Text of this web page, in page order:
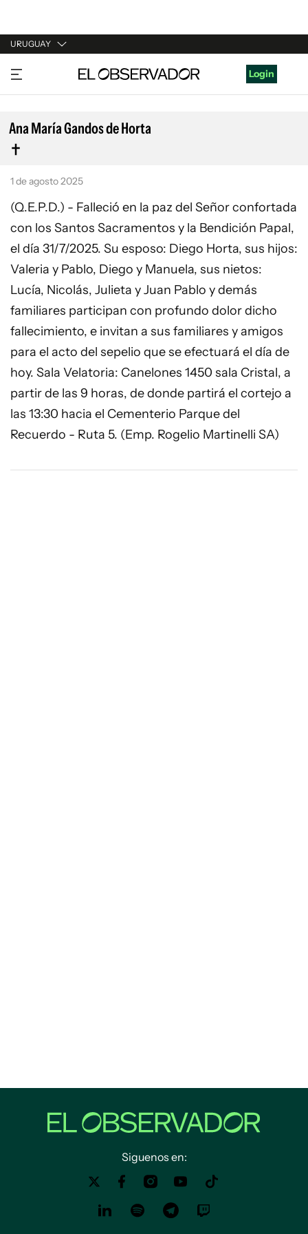
URUGUAY
URUGUAY
ARGENTINA
ESPAÑA
ESTADOS UNIDOS
Login
Ana María Gandos de Horta
1 de agosto 2025
(Q.E.P.D.) - Falleció en la paz del Señor confortada
con los Santos Sacramentos y la Bendición Papal,
el día 31/7/2025. Su esposo: Diego Horta, sus hijos:
Valeria y Pablo, Diego y Manuela, sus nietos:
Lucía, Nicolás, Julieta y Juan Pablo y demás
familiares participan con profundo dolor dicho
fallecimiento, e invitan a sus familiares y amigos
para el acto del sepelio que se efectuará el día de
hoy. Sala Velatoria: Canelones 1450 sala Cristal, a
partir de las 9 horas, de donde partirá el cortejo a
las 13:30 hacia el Cementerio Parque del
Recuerdo - Ruta 5. (Emp. Rogelio Martinelli SA)
Siguenos en: